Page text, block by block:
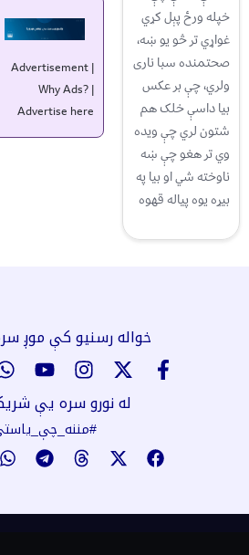
خپله ورځ پېل کړي
غواړي تر څو یو ښه،
صحتمنده سبا ناری
ولري، چې بر عکس
بیا داسې خلک هم
شتون لري چې ویده
وي تر هغو چې ښه
ناوخته شي او بیا په
بیړه یوه پیاله قهوه
Advertisement |
Why Ads?|
Advertise here
خواله رسنیو کې موږ
له نورو سره یې